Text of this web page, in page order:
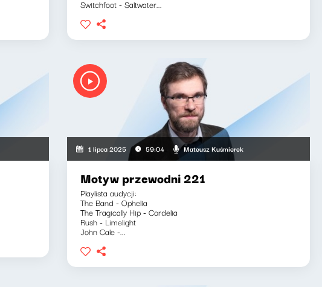
Switchfoot - Saltwater...
1 lipca 2025 59:04 Mateusz Kuśmierek
Motyw przewodni 221
Playlista audycji:
The Band - Ophelia
The Tragically Hip - Cordelia
Rush - Limelight
John Cale -...